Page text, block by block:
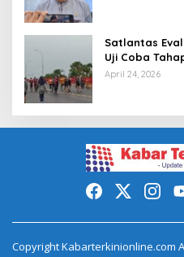
Satlantas
Uji Coba
Palembang
April 24, 2026
Copyright Kabarterkinionline.com